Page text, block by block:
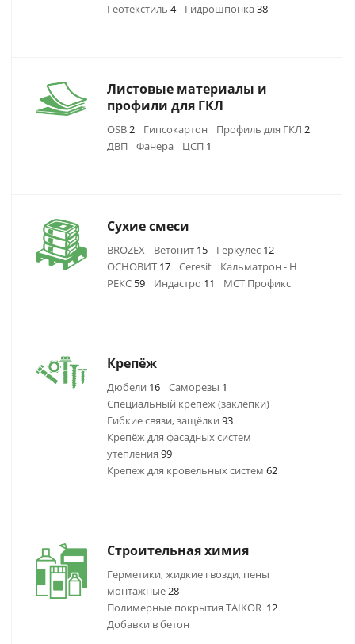
Геотекстиль 4 Гидрошпонка38
Листовые материалы и
профили для ГКЛ
OSB2 Гипсокартон Профиль для ГКЛ 2
ДВП
Фанера ЦСП 1
Сухие смеси
BROZEX Ветонит 15 Геркулес 12
ОСНОВИТ 17 Ceresit
Кальматрон - Н
РЕКС 59 Индастро 11 МСТ Профикс
Крепёж
Дюбели 16 Саморезы 1
Специальный крепеж (заклёпки)
Гибкие связи, защёлки 93
Крепёж для фасадных систем
утепления 99
Крепеж для кровельных систем 62
Строительная химия
Герметики, жидкие гвозди, пены
монтажные28
Полимерные покрытия TAIKOR 12
Добавки в бетон